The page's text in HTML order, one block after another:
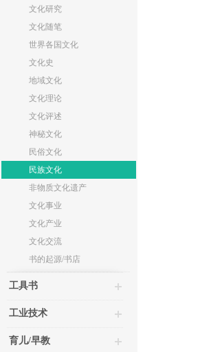
文化研究
文化随笔
世界各国文化
文化史
地域文化
文化理论
文化评述
神秘文化
民俗文化
民族文化
非物质文化遗产
文化事业
文化产业
文化交流
书的起源/书店
工具书
工业技术
育儿/早教